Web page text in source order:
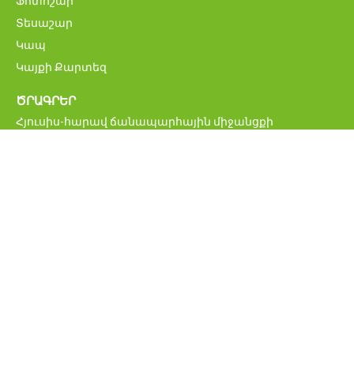
Տեսաշար
Կապ
Կայքի Քարտեզ
ԾՐԱԳՐԵՐ
Հյուսիս-հարավ ճանապարհային միջանցքի